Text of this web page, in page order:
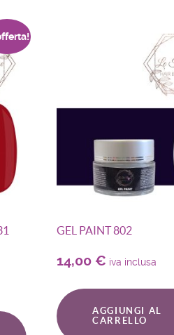
GEL PAINT 802
14,00 € iva inclusa
AGGIUNGI AL
CARRELLO